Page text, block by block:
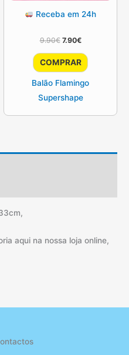
Receba em 24h
9.90€ O
original
era:
7.90€O
atual
é:
COMPRAR
Balão Flamingo
Supershape
aqui na nossa loja online,